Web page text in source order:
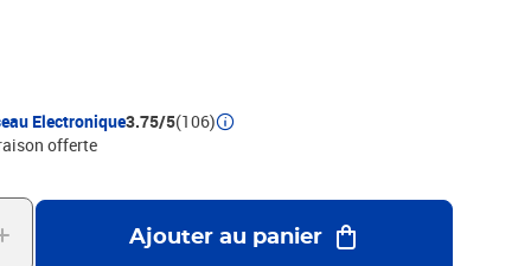
Electronique3.75/5(106)
offerte
Ajouter au panier